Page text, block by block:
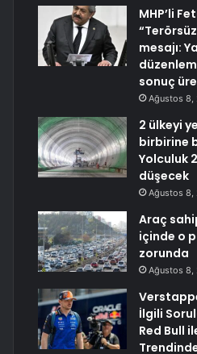
MHP’li
mesajı:
sonuç
Ağustos 8,
2 ülkeyi
birbirine
Yolculuk
düşecek
Ağustos 8,
Araç
içinde o
zorunda
Ağustos 8,
İlgili
Red Bull